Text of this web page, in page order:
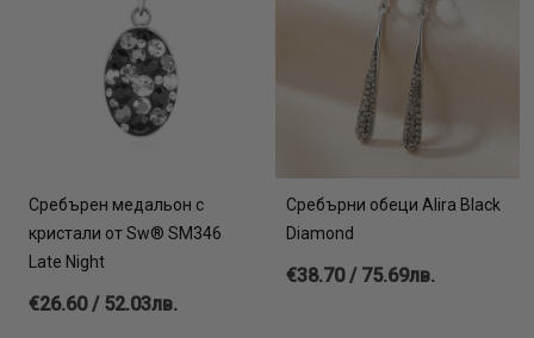
Сребърен медальон с
кристали от Sw® SM346
Late Night
€26.60 / 52.03лв.
Сребърни обеци Alira Black
Diamond
€38.70 / 75.69лв.